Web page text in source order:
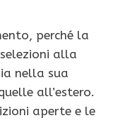
perché la
alla
nella sua
all’estero.
aperte e le